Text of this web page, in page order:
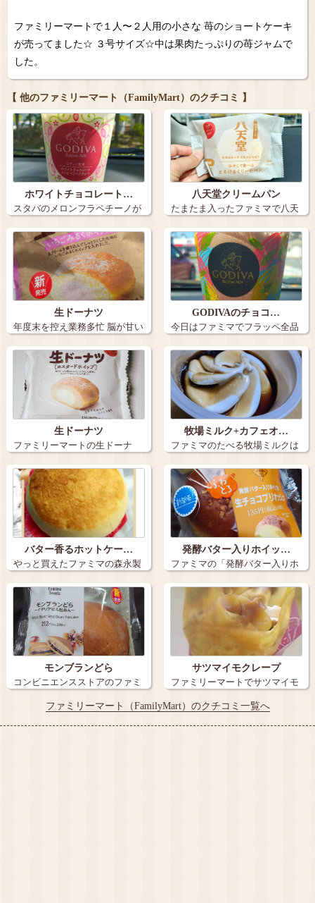
ファミリーマートで１人〜２人用の小さな 苺のショートケーキ
が売ってました☆ ３号サイズ☆中は果肉たっぷりの苺ジャムで
した。
【 他のファミリーマート（FamilyMart）のクチコミ 】
ホワイトチョコレート…
スタバのメロンフラペチーノが
話題ですがラ…
八天堂クリームパン
たまたま入ったファミマで八天
堂のパンを発…
生ドーナツ
年度末を控え業務多忙 脳が甘い
ものを欲…
GODIVAのチョコ…
今日はファミマでフラッペ全品
100円引き…
生ドーナツ
ファミリーマートの生ドーナ
ツ。 焼いて…
牧場ミルク+カフェオ…
ファミマのたべる牧場ミルクは
定番の美味し…
バター香るホットケー…
やっと買えたファミマの森永製
菓監修、バタ…
発酵バター入りホイッ…
ファミマの「発酵バター入りホ
イップの生チ…
モンブランどら
コンビニエンスストアのファミ
リーマートに…
サツマイモクレープ
ファミリーマートでサツマイモ
スイーツをみ…
ファミリーマート（FamilyMart）のクチコミ一覧へ